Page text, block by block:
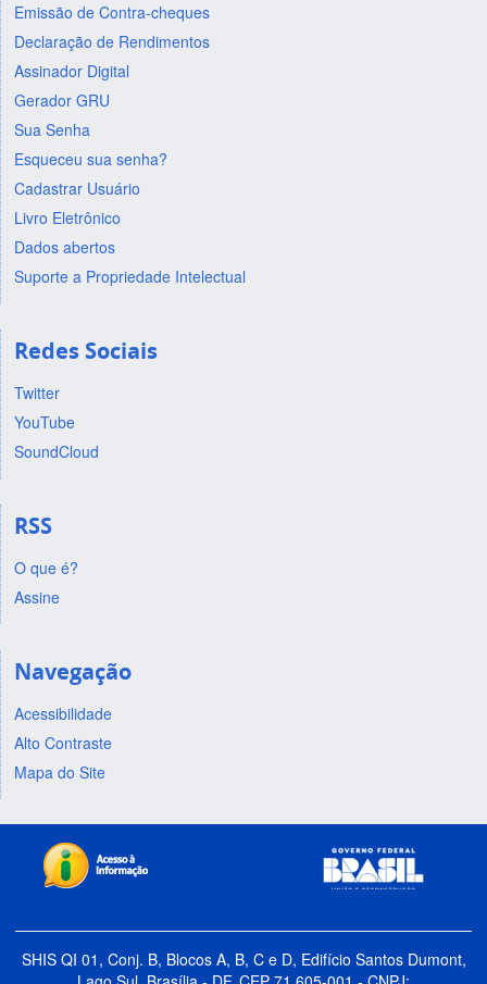
Emissão de Contra-cheques
Declaração de Rendimentos
Assinador Digital
Gerador GRU
Sua Senha
Esqueceu sua senha?
Cadastrar Usuário
Livro Eletrônico
Dados abertos
Suporte a Propriedade Intelectual
Redes Sociais
Twitter
YouTube
SoundCloud
RSS
O que é?
Assine
Navegação
Acessibilidade
Alto Contraste
Mapa do Site
SHIS QI 01, Conj. B, Blocos A, B, C e D, Edifício Santos Dumont,